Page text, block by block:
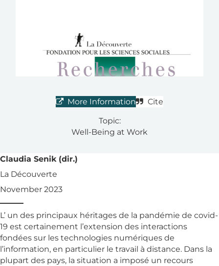
More Information Cite
Topic:
Well-Being at Work
Claudia Senik (dir.)
La Découverte
November 2023
L’ un des principaux héritages de la pandémie de covid-
19 est certainement l’extension des interactions
fondées sur les technologies numériques de
l’information, en particulier le travail à distance. Dans la
plupart des pays, la situation a imposé un recours